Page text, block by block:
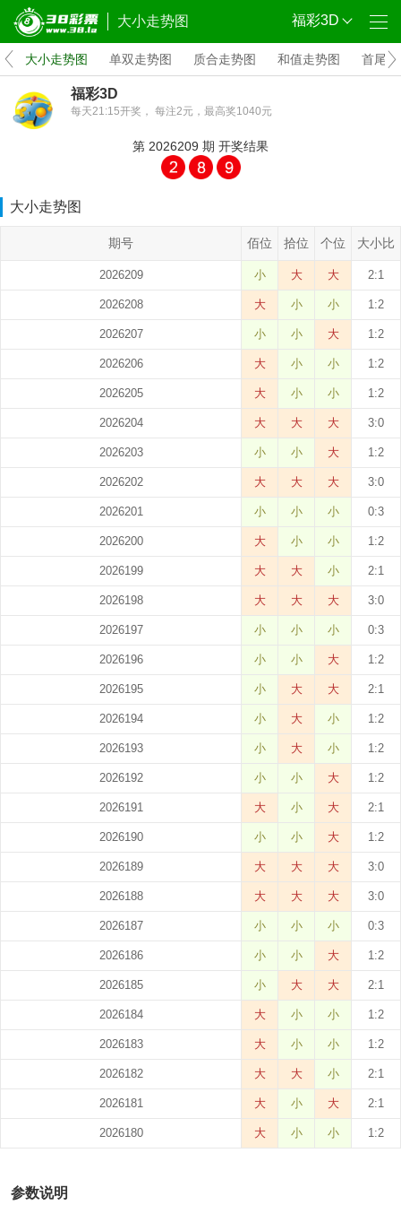
大小走势图 福彩3D
大小走势图 单双走势图 质合走势图 和值走势图 首尾
福彩3D
每天21:15开奖， 每注2元，最高奖1040元
第 2026209 期 开奖结果
大小走势图
期号 佰位 拾位 个位 大小比
2026209 小 大 大 2:1
2026208 大 小 小 1:2
2026207 小 小 大 1:2
2026206 大 小 小 1:2
2026205 大 小 小 1:2
2026204 大 大 大 3:0
2026203 小 小 大 1:2
2026202 大 大 大 3:0
2026201 小 小 小 0:3
2026200 大 小 小 1:2
2026199 大 大 小 2:1
2026198 大 大 大 3:0
2026197 小 小 小 0:3
2026196 小 小 大 1:2
2026195 小 大 大 2:1
2026194 小 大 小 1:2
2026193 小 大 小 1:2
2026192 小 小 大 1:2
2026191 大 小 大 2:1
2026190 小 小 大 1:2
2026189 大 大 大 3:0
2026188 大 大 大 3:0
2026187 小 小 小 0:3
2026186 小 小 大 1:2
2026185 小 大 大 2:1
2026184 大 小 小 1:2
2026183 大 小 小 1:2
2026182 大 大 小 2:1
2026181 大 小 大 2:1
2026180 大 小 小 1:2
参数说明